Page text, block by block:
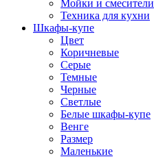
Мойки и смесители
Техника для кухни
Шкафы-купе
Цвет
Коричневые
Серые
Темные
Черные
Светлые
Белые шкафы-купе
Венге
Размер
Маленькие